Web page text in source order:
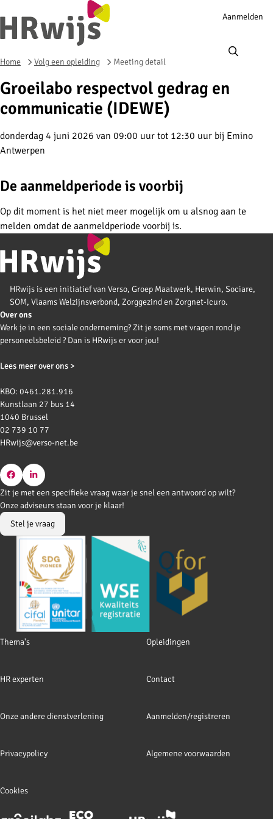
Account
Aanmelden
Home Volg een opleiding Meeting detail
Groeilabo respectvol gedrag en
communicatie (IDEWE)
donderdag 4 juni 2026 van 09:00 uur tot 12:30 uur bij Emino
Antwerpen
De aanmeldperiode is voorbij
Op dit moment is het niet meer mogelijk om u alsnog aan te
melden omdat de aanmeldperiode voorbij is.
HRwijs is een initiatief van Verso, Groep Maatwerk, Herwin, Sociare,
SOM, Vlaams Welzijnsverbond, Zorggezind en Zorgnet-Icuro.
Over ons
Werk je in een sociale onderneming? Zit je soms met vragen rond je
personeelsbeleid ? Dan is HRwijs er voor jou!
Lees meer over ons >
KBO: 0461.281.916
Kunstlaan 27 bus 14
1040 Brussel
02 739 10 77
HRwijs@verso-net.be
Go
to
Facebook
Go
to
LinkedIn
Footer
Thema's Opleidingen
HR experten Contact
Onze andere dienstverlening Aanmelden/registreren
Privacypolicy Algemene voorwaarden
Cookies
Zit je met een specifieke vraag waar je snel een antwoord op wilt?
Onze adviseurs staan voor je klaar!
Stel je vraag